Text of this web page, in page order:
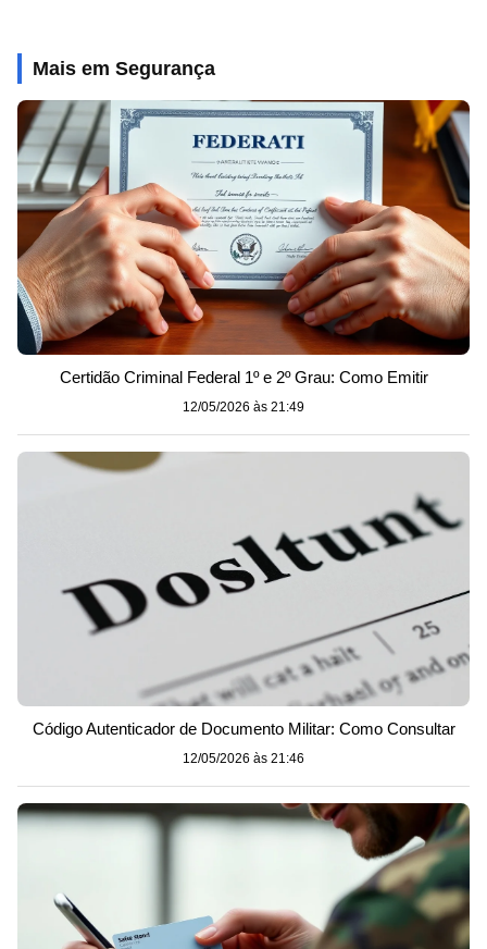
Mais em Segurança
Certidão Criminal Federal 1º e 2º Grau: Como Emitir
12/05/2026 às 21:49
Código Autenticador de Documento Militar: Como Consultar
12/05/2026 às 21:46